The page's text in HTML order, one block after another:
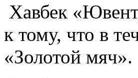
Хавбек
к тому, что в
«Золотой мяч».